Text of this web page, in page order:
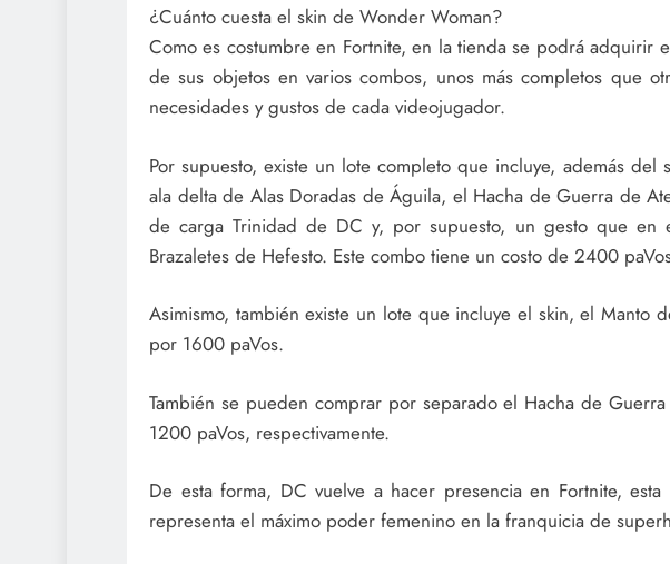
¿Cuánto cuesta el skin de Wonder Woman?
Como es costumbre en Fortnite, en la tienda se podrá adquirir
de sus objetos en varios combos, unos más completos que
necesidades y gustos de cada videojugador.
Por supuesto, existe un lote completo que incluye, además
ala delta de Alas Doradas de Águila, el Hacha de Guerra de
de carga Trinidad de DC y, por supuesto, un gesto que en
Brazaletes de Hefesto. Este combo tiene un costo de 2400
Asimismo, también existe un lote que incluye el skin, el Manto
por 1600 paVos.
También se pueden comprar por separado el Hacha de
1200 paVos, respectivamente.
De esta forma, DC vuelve a hacer presencia en Fortnite,
representa el máximo poder femenino en la franquicia de